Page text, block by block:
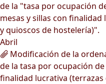
de la "tasa por ocupación
mesas y sillas con
y quioscos de hostelería)".
Abril
Modificación de la
de la tasa por ocupación
finalidad lucrativa